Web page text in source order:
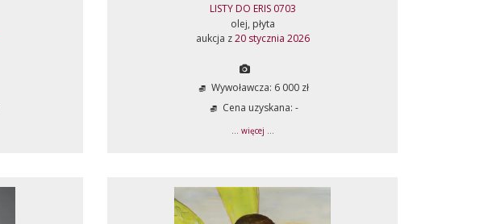
LISTY DO ERIS 0703
olej, płyta
aukcja z20 stycznia 2026
Wywoławcza: 6 000 zł
Cena uzyskana: -
... więcej ...